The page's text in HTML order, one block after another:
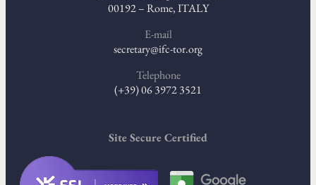
00192 – Rome, ITALY
E-mail
secretary@ifc-tor.org
Telephone
(+39) 06 3972 3521
Site Secure Certified